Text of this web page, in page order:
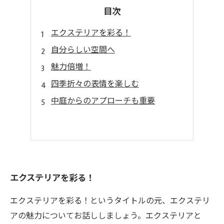
目次
エクステリアを彩る！
自分らしい空間へ
魅力倍増！
四季折々の表情を楽しむ
中庭からのアプローチも重要
エクステリアを彩る！
エクステリアを彩る！というタイトルの元、エクステリ
アの魅力についてお話ししましょう。エクステリアと